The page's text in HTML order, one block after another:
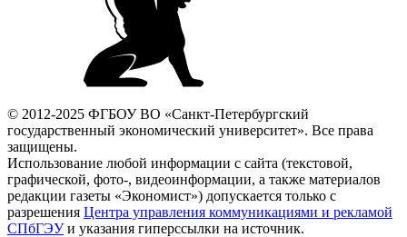
© 2012-2025 ФГБОУ ВО «Санкт-Петербургский
государственный экономический университет». Все права
защищены.
Использование любой информации с сайта (текстовой,
графической, фото-, видеоинформации, а также материалов
редакции газеты «Экономист») допускается только с
разрешения Центра управления коммуникациями и рекламой
СПбГЭУи указания гиперссылки на источник.